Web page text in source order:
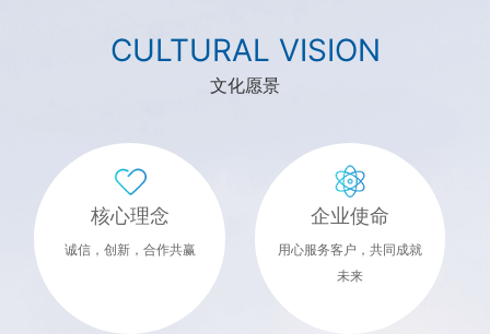
2000年3月28日，杭州油漆厂整体改制为“杭州油漆有限公
司”，厂址确定在杭州市登云路，杭州亚盛物资有限公司也迁
址到该厂区。随着岁月的变迁，本公司依然销售“大桥牌油
虹老人牌油漆”、“卓月油漆”等多品牌产品。欢迎各界朋友莅
临参观、指导和业务洽谈。
CULTURAL VISION
文化愿景
核心理念
诚信，创新，合作共赢
企业使命
用心服务客户，共同成就
未来